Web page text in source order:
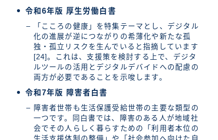
令和6年版 厚生労働白書
「こころの健康」を特集テーマとし、デジタル
化の進展が逆につながりの希薄化や新たな孤
独・孤立リスクを生んでいると指摘しています
[24]。これは、支援策を検討する上で、デジタ
ルツールの活用とデジタルデバイドへの配慮の
両方が必要であることを示唆します。
令和7年版 障害者白書
障害者世帯も生活保護受給世帯の主要な類型の
一つです。同白書では、障害のある人が地域社
会でその人らしく暮らすための「利用者本位の
生活支援体制の整備」や「社会参加へ向けた自